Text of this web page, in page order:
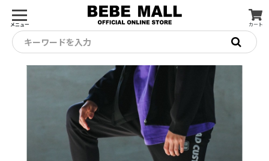
メニュー カート
キーワードを入力